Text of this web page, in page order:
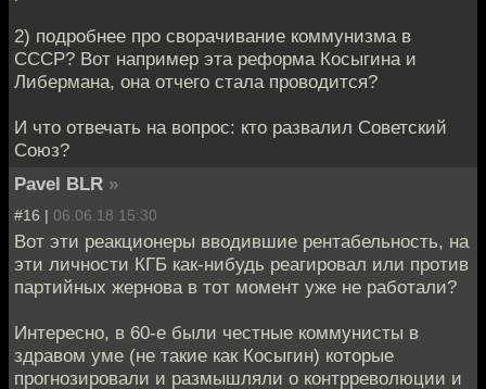
2) подробнее про сворачивание коммунизма в
СССР? Вот например эта реформа Косыгина и
Либермана, она отчего стала проводится?
И что отвечать на вопрос: кто развалил Советский
Союз?
Pavel BLR »
#16 | 06.06.18 15:30
Вот эти реакционеры вводившие рентабельность, на
эти личности КГБ как-нибудь реагировал или против
партийных жернова в тот момент уже не работали?
Интересно, в 60-е были честные коммунисты в
здравом уме (не такие как Косыгин) которые
прогнозировали и размышляли о контрреволюции и